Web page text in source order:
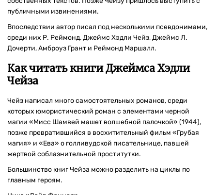
публичными извинениями.
Впоследствии автор писал под несколькими псевдонимами,
среди них Р. Реймонд, Джеймс Хэдли Чейз, Джеймс Л.
Дочерти, Амброуз Грант и Реймонд Маршалл.
Как читать книги Джеймса Хэдли
Чейза
Чейз написал много самостоятельных романов, среди
которых юмористический роман с элементами черной
магии «Мисс Шамвей машет волшебной палочкой» (1944),
позже превратившийся в восхитительный фильм «Грубая
магия» и «Ева» о голливудской писательнице, павшей
жертвой соблазнительной проститутки.
Большинство книг Чейза можно разделить на циклы по
главным героям.